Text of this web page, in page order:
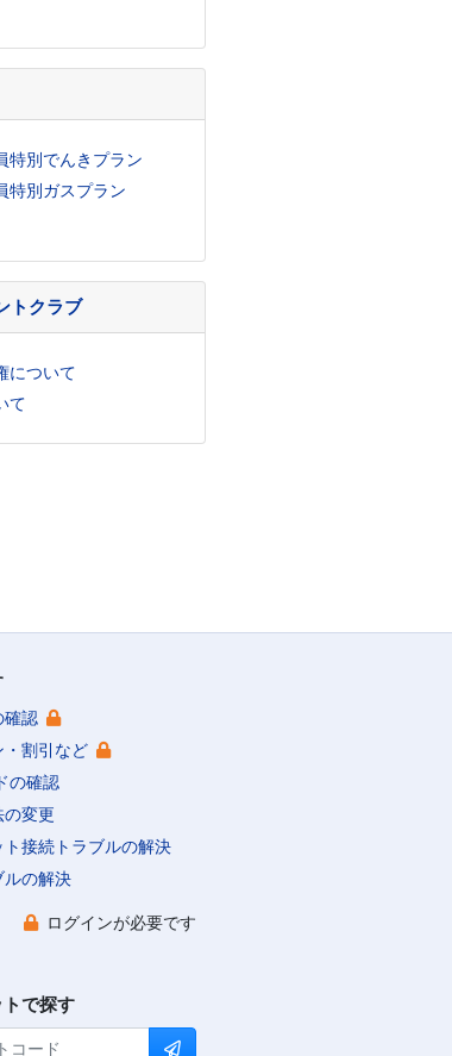
特別でんきプラン
特別ガスプラン
トクラブ
について
て
確認
・割引など
の確認
の変更
ト接続トラブルの解決
ルの解決
ログインが必要です
で探す